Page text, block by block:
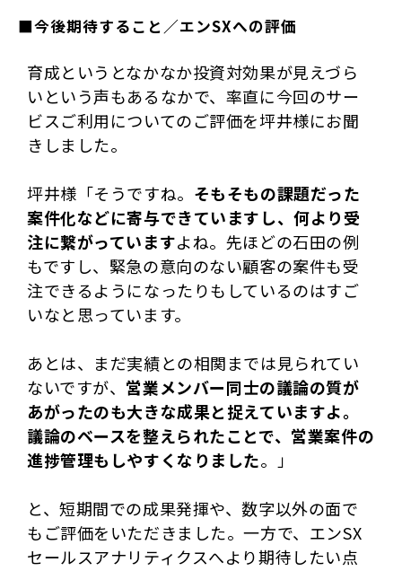
■今後期待すること／エンSXへの評価
育成というとなかなか投資対効果が見えづら
いという声もあるなかで、率直に今回のサー
ビスご利用についてのご評価を坪井様にお聞
きしました。
坪井様「そうですね。 そもそもの課題だった
案件化などに寄与できていますし、何より受
注に繋がっていますよね。先ほどの石田の例
もですし、緊急の意向のない顧客の案件も受
注できるようになったりもしているのはすご
いなと思っています。
あとは、まだ実績との相関までは見られてい
ないですが、 営業メンバー同士の議論の質が
あがったのも大きな成果と捉えていますよ。
議論のベースを整えられたことで、営業案件の
進捗管理もしやすくなりました。」
と、短期間での成果発揮や、数字以外の面で
もご評価をいただきました。一方で、エンSX
セールスアナリティクスへより期待したい点